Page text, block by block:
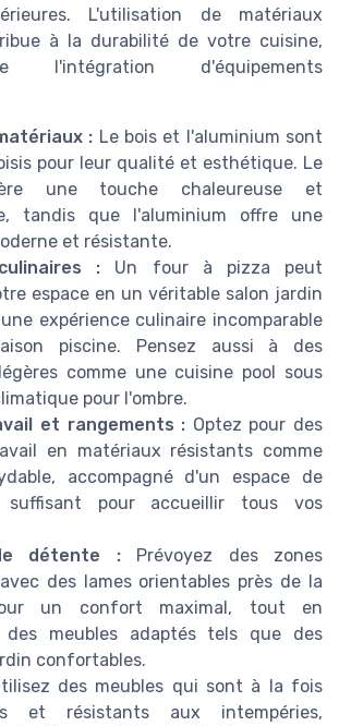
L'utilisation de matériaux
à la durabilité de votre cuisine,
l'intégration d'équipements
: Le bois et l'aluminium sont
pour leur qualité et esthétique. Le
une touche chaleureuse et
tandis que l'aluminium offre une
et résistante.
: Un four à pizza peut
espace en un véritable salon jardin
expérience culinaire incomparable
piscine. Pensez aussi à des
comme une cuisine pool sous
pour l'ombre.
et rangements : Optez pour des
en matériaux résistants comme
accompagné d'un espace de
suffisant pour accueillir tous vos
détente :Prévoyez des zones
des lames orientables près de la
un confort maximal, tout en
des meubles adaptés tels que des
confortables.
des meubles qui sont à la fois
et résistants aux intempéries,